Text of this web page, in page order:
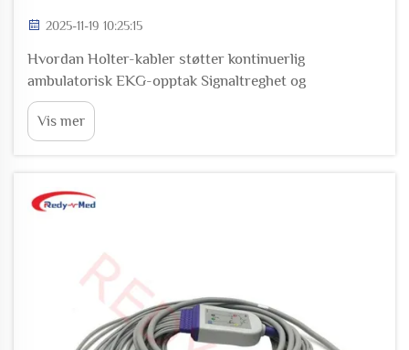
2025-11-19 10:25:15
Hvordan Holter-kabler støtter kontinuerlig
ambulatorisk EKG-opptak Signaltreghet og
støyreduksjon i dynamiske ambulatoriske miljøer
Kvaliteten på Holter-kablers design betyr alt for
nøyaktige EKG-målinger når en person beveger seg
Vis mer